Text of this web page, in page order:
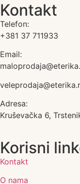
Kontakt
Telefon:
+381 37 711933
Email:
Adresa:
Kruševačka 6,
Korisni
Kontakt
O nama